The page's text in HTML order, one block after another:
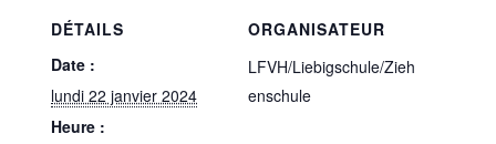
DÉTAILS
Date :
lundi 22 janvier 2024
Heure :
ORGANISATEUR
LFVH/Liebigschule/Zieh
enschule